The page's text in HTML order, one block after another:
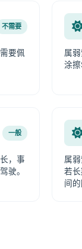
不需要
要佩
属
涂
一般
，事
驶。
属
若
间的